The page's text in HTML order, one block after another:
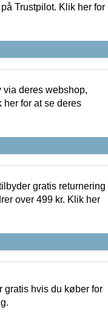
Trustpilot. Klik her for
deres webshop,
for at se deres
gratis returnering
over 499 kr. Klik her
gratis hvis du køber for